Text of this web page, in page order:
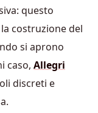
questo
costruzione del
si aprono
caso, Allegri
discreti e